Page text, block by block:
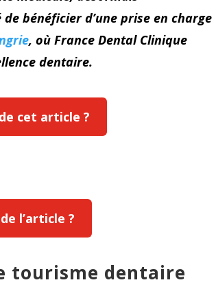
bénéficier d’une prise en charge
, où France Dental Clinique
dentaire.
cet article ?
l’article ?
tourisme dentaire